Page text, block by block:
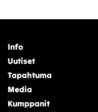
Info
Uutiset
Tapahtuma
Media
Kumppanit